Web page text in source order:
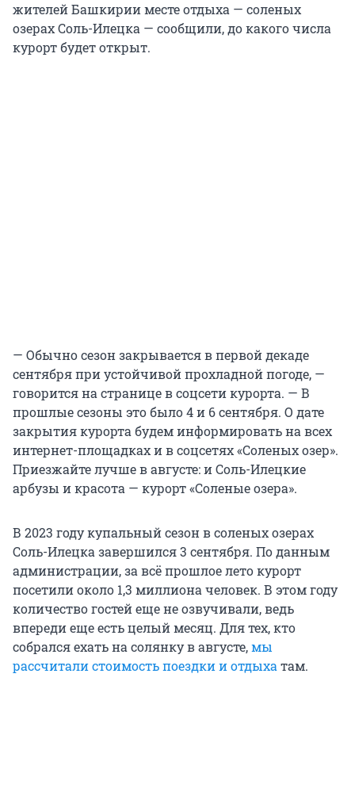
жителей Башкирии месте отдыха — соленых
озерах Соль-Илецка — сообщили, до какого числа
курорт будет открыт.
— Обычно сезон закрывается в первой декаде
сентября при устойчивой прохладной погоде, —
говорится на странице в соцсети курорта. — В
прошлые сезоны это было 4 и 6 сентября. О дате
закрытия курорта будем информировать на всех
интернет-площадках и в соцсетях «Соленых озер».
Приезжайте лучше в августе: и Соль-Илецкие
арбузы и красота — курорт «Соленые озера».
В 2023 году купальный сезон в соленых озерах
Соль-Илецка завершился 3 сентября. По данным
администрации, за всё прошлое лето курорт
посетили около 1,3 миллиона человек. В этом году
количество гостей еще не озвучивали, ведь
впереди еще есть целый месяц. Для тех, кто
собрался ехать на солянку в августе,мы
рассчитали стоимость поездки и отдыха там.